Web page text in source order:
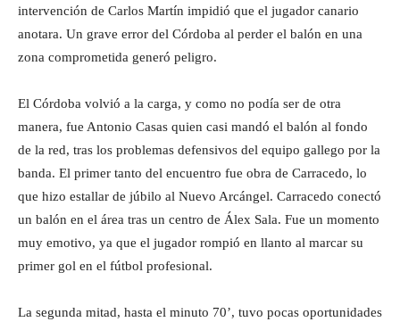
intervención de Carlos Martín impidió que el jugador canario
anotara. Un grave error del Córdoba al perder el balón en una
zona comprometida generó peligro.
El Córdoba volvió a la carga, y como no podía ser de otra
manera, fue Antonio Casas quien casi mandó el balón al fondo
de la red, tras los problemas defensivos del equipo gallego por la
banda. El primer tanto del encuentro fue obra de Carracedo, lo
que hizo estallar de júbilo al Nuevo Arcángel. Carracedo conectó
un balón en el área tras un centro de Álex Sala. Fue un momento
muy emotivo, ya que el jugador rompió en llanto al marcar su
primer gol en el fútbol profesional.
La segunda mitad, hasta el minuto 70’, tuvo pocas oportunidades